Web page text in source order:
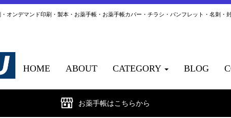
オンデマンド印刷・製本・お薬手帳・お薬手帳カバー・チラシ・パンフレット・名刺・
HOME ABOUT CATEGORY BLOG
お薬手帳はこちらから